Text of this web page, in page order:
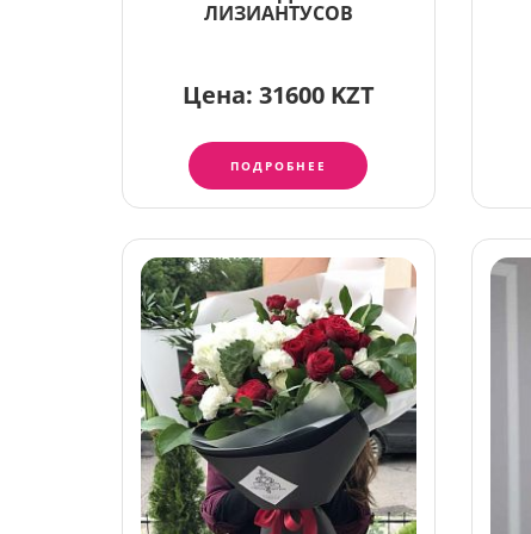
ЛИЗИАНТУСОВ
Цена: 31600 KZT
ПОДРОБНЕЕ